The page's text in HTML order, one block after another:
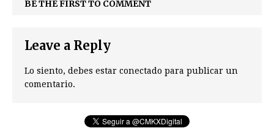
BE THE FIRST TO COMMENT
Leave a Reply
Lo siento, debes estar conectado para publicar un
comentario.